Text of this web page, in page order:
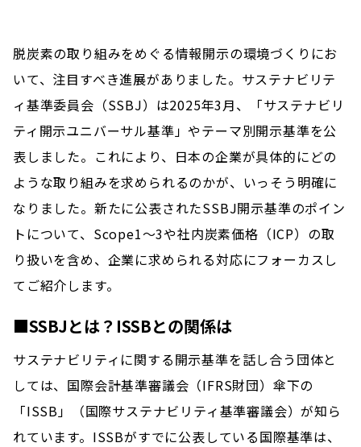
脱炭素の取り組みをめぐる情報開示の環境づくりにお
いて、注目すべき進展がありました。サステナビリテ
ィ基準委員会（SSBJ）は2025年3月、「サステナビリ
ティ開示ユニバーサル基準」やテーマ別開示基準を公
表しました。これにより、日本の企業が具体的にどの
ような取り組みを求められるのかが、いっそう明確に
なりました。新たに公表されたSSBJ開示基準のポイン
トについて、Scope1～3や社内炭素価格（ICP）の取
り扱いを含め、企業に求められる対応にフォーカスし
てご紹介します。
■SSBJとは？ISSBとの関係は
サステナビリティに関する開示基準を話し合う団体と
しては、国際会計基準審議会（IFRS財団）傘下の
「ISSB」（国際サステナビリティ基準審議会）が知ら
れています。ISSBがすでに公表している国際基準は、